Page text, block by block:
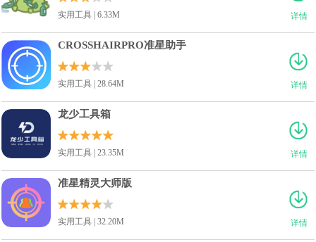
详情
实用工具 | 6.33M
详情
CROSSHAIRPRO准星助手
实用工具 | 28.64M
详情
龙少工具箱
实用工具 | 23.35M
详情
准星精灵大师版
实用工具 | 32.20M